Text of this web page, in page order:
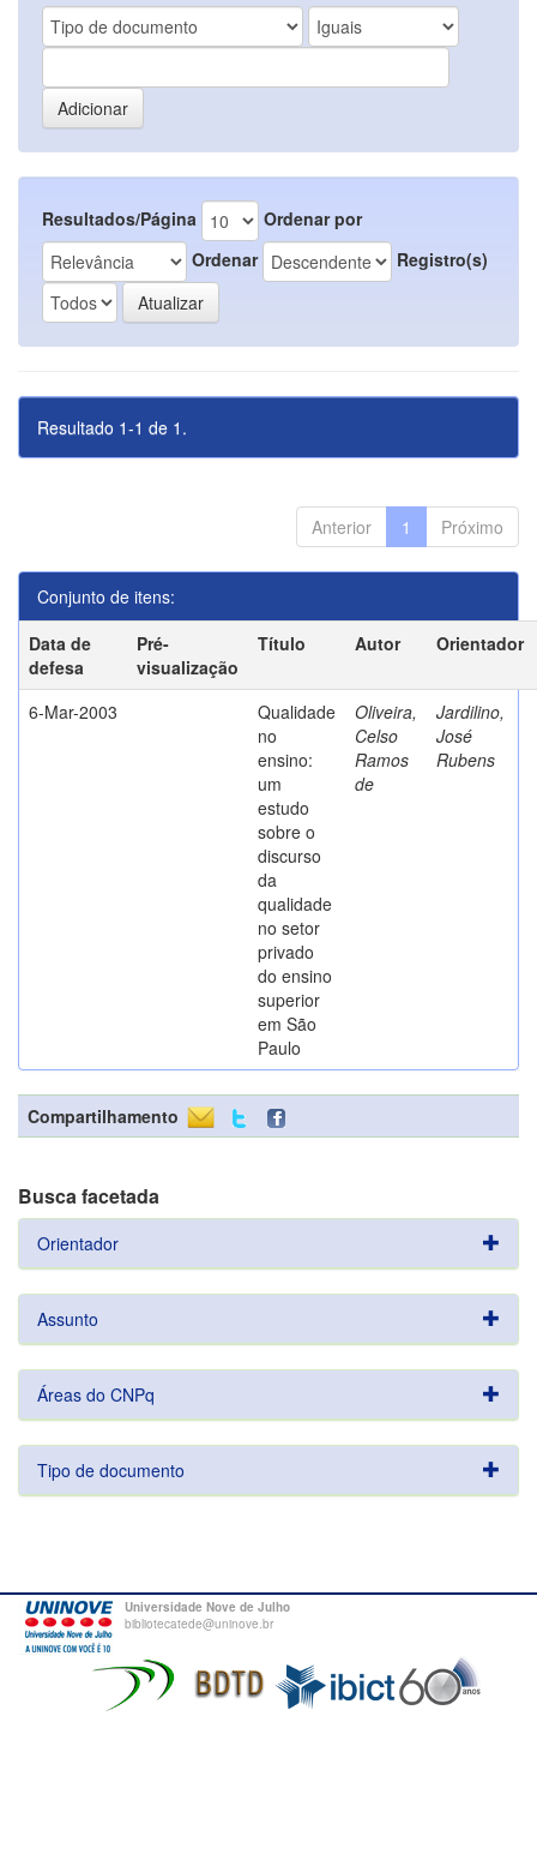
Resultados/Página
Ordenar por
Ordenar
Registro(s)
Resultado 1-1 de 1.
Anterior 1 Próximo
Conjunto de itens:
Data de
defesa
Pré-
visualização
Título Autor Orientador
6-Mar-2003
Qualidade
no
ensino:
um
estudo
sobre o
discurso
da
qualidade
no setor
privado
do ensino
superior
em São
Paulo
Oliveira,
Celso
Ramos
de
Jardilino,
José
Rubens
Compartilhamento
Busca facetada
Orientador
Assunto
Áreas do CNPq
Tipo de documento
Universidade Nove de Julho
bibliotecatede@uninove.br